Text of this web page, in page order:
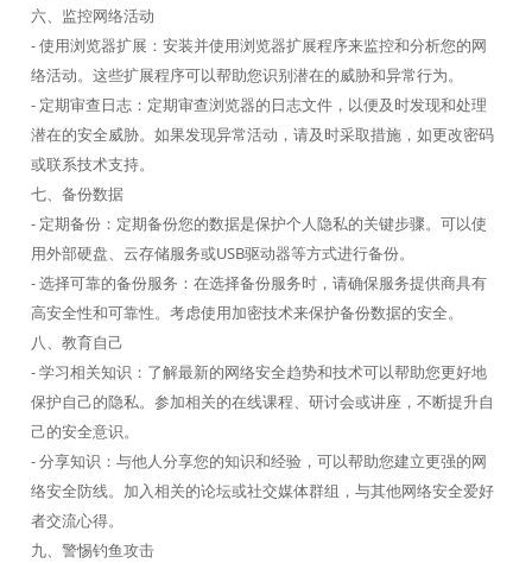
六、监控网络活动
- 使用浏览器扩展：安装并使用浏览器扩展程序来监控和分析您的网
络活动。这些扩展程序可以帮助您识别潜在的威胁和异常行为。
- 定期审查日志：定期审查浏览器的日志文件，以便及时发现和处理
潜在的安全威胁。如果发现异常活动，请及时采取措施，如更改密码
或联系技术支持。
七、备份数据
- 定期备份：定期备份您的数据是保护个人隐私的关键步骤。可以使
用外部硬盘、云存储服务或USB驱动器等方式进行备份。
- 选择可靠的备份服务：在选择备份服务时，请确保服务提供商具有
高安全性和可靠性。考虑使用加密技术来保护备份数据的安全。
八、教育自己
- 学习相关知识：了解最新的网络安全趋势和技术可以帮助您更好地
保护自己的隐私。参加相关的在线课程、研讨会或讲座，不断提升自
己的安全意识。
- 分享知识：与他人分享您的知识和经验，可以帮助您建立更强的网
络安全防线。加入相关的论坛或社交媒体群组，与其他网络安全爱好
者交流心得。
九、警惕钓鱼攻击